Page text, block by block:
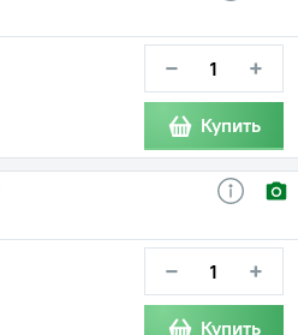
− +
Купить
− +
Купить